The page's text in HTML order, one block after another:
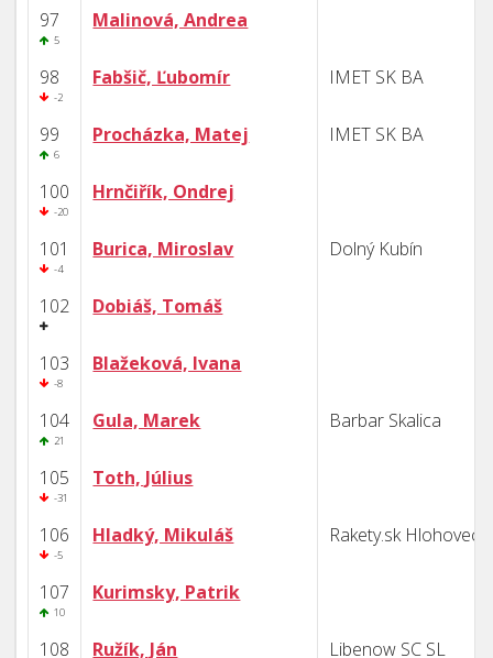
97
5
Malinová, Andrea
98
-2
Fabšič, Ľubomír IMET SK BA
99
6
Procházka, Matej IMET SK BA
100
-20
Hrnčiřík, Ondrej
101
-4
Burica, Miroslav Dolný Kubín
102 Dobiáš, Tomáš
103
-8
Blažeková, Ivana
104
21
Gula, Marek Barbar Skalica
105
-31
Toth, Július
106
-5
Hladký, Mikuláš Rakety.sk Hlohovec
107
10
Kurimsky, Patrik
108 Ružík, Ján Libenow SC SL